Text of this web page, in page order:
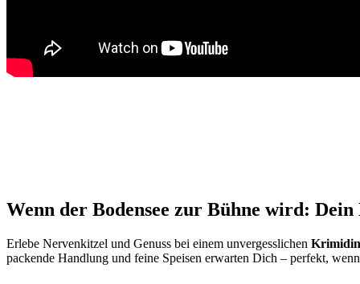
Wenn der Bodensee zur Bühne wird:
Erlebe Nervenkitzel und Genuss bei einem unvergesslichen
packende Handlung und feine Speisen erwarten Dich – perfekt,